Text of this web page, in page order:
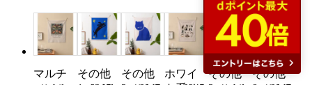
マルチ
その他
その他
ホワイ
その他
その他